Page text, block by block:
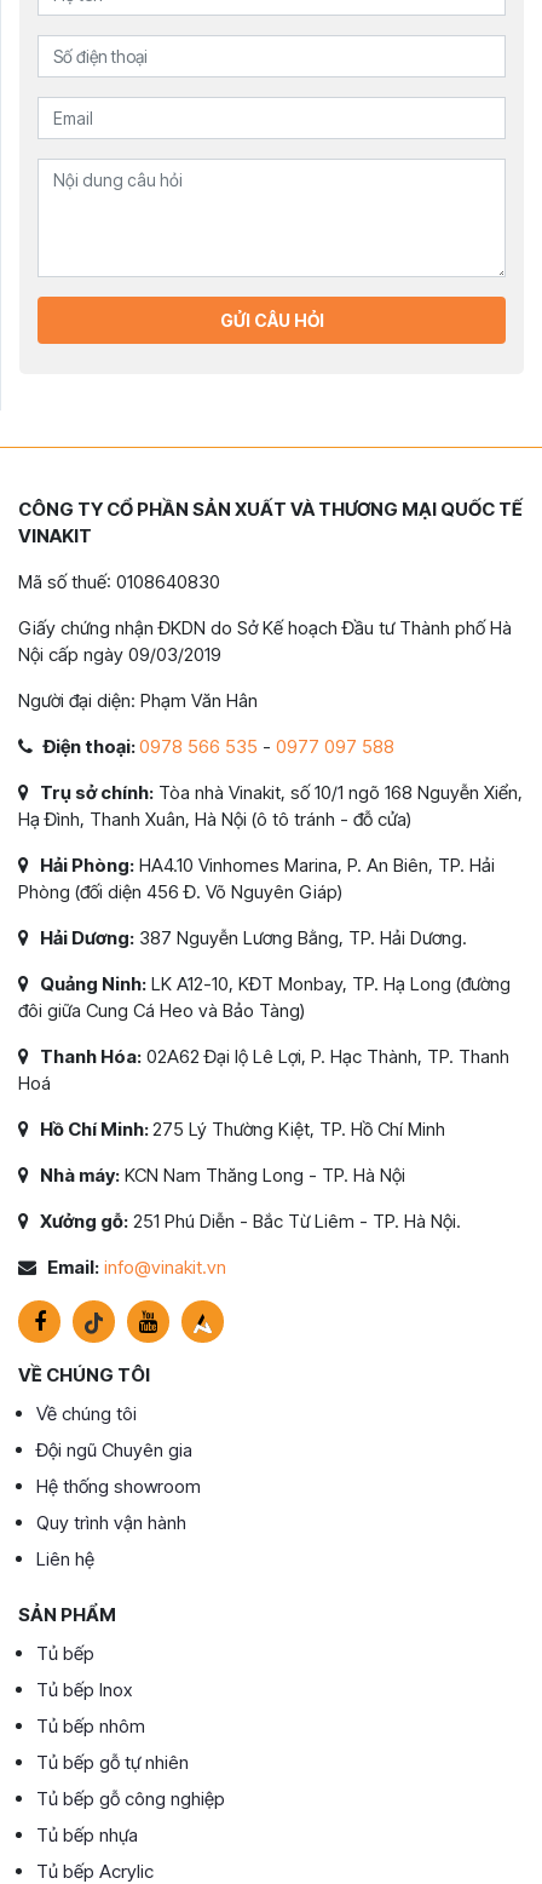
GỬI CÂU HỎI
CÔNG TY CỔ PHẦN SẢN XUẤT VÀ THƯƠNG MẠI QUỐC TẾ
VINAKIT
Mã số thuế: 0108640830
Giấy chứng nhận ĐKDN do Sở Kế hoạch Đầu tư Thành phố Hà
Nội cấp ngày 09/03/2019
Người đại diện: Phạm Văn Hân
Điện thoại:0978 566 535 - 0977 097 588
Trụ sở chính: Tòa nhà Vinakit, số 10/1 ngõ 168 Nguyễn Xiển,
Hạ Đình, Thanh Xuân, Hà Nội (ô tô tránh - đỗ cửa)
Hải Phòng: HA4.10 Vinhomes Marina, P. An Biên, TP. Hải
Phòng (đối diện 456 Đ. Võ Nguyên Giáp)
Hải Dương: 387 Nguyễn Lương Bằng, TP. Hải Dương.
Quảng Ninh: LK A12-10, KĐT Monbay, TP. Hạ Long (đường
đôi giữa Cung Cá Heo và Bảo Tàng)
Thanh Hóa: 02A62 Đại lộ Lê Lợi, P. Hạc Thành, TP. Thanh
Hoá
Hồ Chí Minh:275 Lý Thường Kiệt, TP. Hồ Chí Minh
Nhà máy: KCN Nam Thăng Long - TP. Hà Nội
Xưởng gỗ: 251 Phú Diễn - Bắc Từ Liêm - TP. Hà Nội.
Email: info@vinakit.vn
VỀ CHÚNG TÔI
Về chúng tôi
Đội ngũ Chuyên gia
Hệ thống showroom
Quy trình vận hành
Liên hệ
SẢN PHẨM
Tủ bếp
Tủ bếp Inox
Tủ bếp nhôm
Tủ bếp gỗ tự nhiên
Tủ bếp gỗ công nghiệp
Tủ bếp nhựa
Tủ bếp Acrylic